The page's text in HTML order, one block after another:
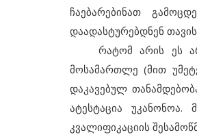
ჩაებარებინათ
დაადასტურებდნენ
რატომ არის ეს
მოსამართლე (მით
დაკავებულ
ატესტაცია უკანონოა.
კვალიფიკაციის